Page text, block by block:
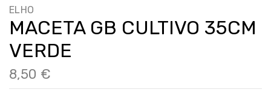
ELHO
MACETA GB CULTIVO 35CM
VERDE
8,50 €